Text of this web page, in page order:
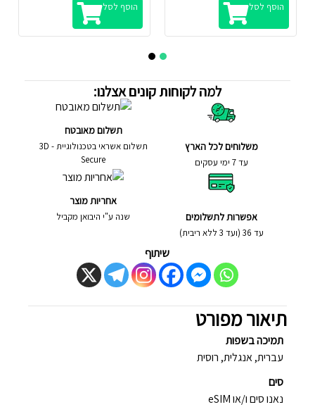
הוסף לסל הוסף לסל
למה לקוחות קונים אצלנו:
משלוחים לכל הארץ
עד 7 ימי עסקים
תשלום מאובטח
תשלום אשראי בטכנולוגיית - 3D
Secure
אפשרות לתשלומים
עד 36 (ועד 3 ללא ריבית)
אחריות מוצר
שנה ע"י היבואן מקביל
שיתוף
תיאור מפורט
תמיכה בשפות
עברית, אנגלית, רוסית
סים
נאנו סים ו/או eSIM